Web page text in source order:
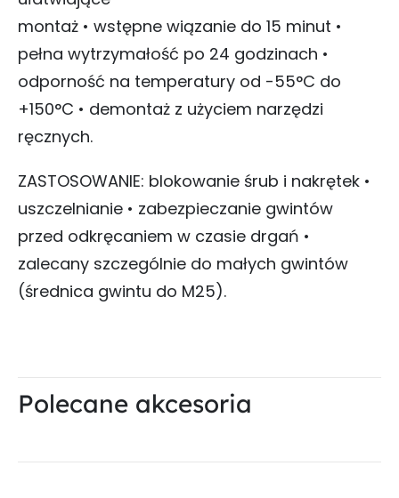
montaż • wstępne wiązanie do 15 minut •
pełna wytrzymałość po 24 godzinach •
odporność na temperatury od -55°C do
+150°C • demontaż z użyciem narzędzi
ręcznych.
ZASTOSOWANIE: blokowanie śrub i nakrętek •
uszczelnianie • zabezpieczanie gwintów
przed odkręcaniem w czasie drgań •
zalecany szczególnie do małych gwintów
(średnica gwintu do M25).
Polecane akcesoria